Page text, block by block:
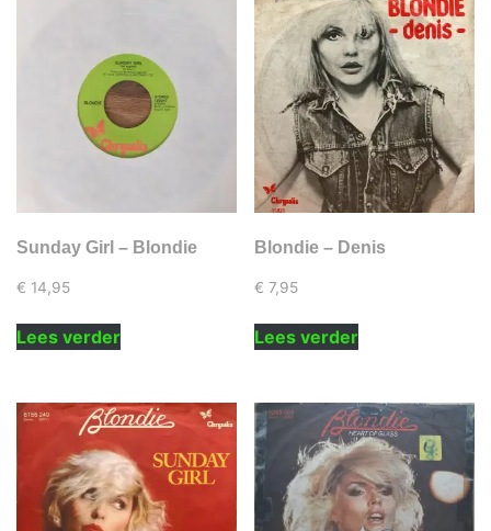
Sunday Girl – Blondie
€ 14,95
Lees verder
Blondie – Denis
€ 7,95
Lees verder